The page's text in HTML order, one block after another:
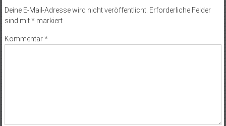
Deine E-Mail-Adresse wird nicht veröffentlicht. Erforderliche Felder
sind mit*markiert
Kommentar*